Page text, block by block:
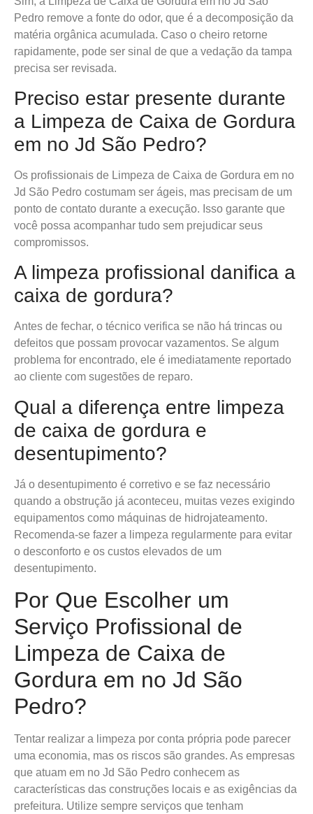
Pedro remove a fonte do odor, que é a decomposição da
matéria orgânica acumulada. Caso o cheiro retorne
rapidamente, pode ser sinal de que a vedação da tampa
precisa ser revisada.
Preciso estar presente durante
a Limpeza de Caixa de Gordura
em no Jd São Pedro?
Os profissionais de Limpeza de Caixa de Gordura em no
Jd São Pedro costumam ser ágeis, mas precisam de um
ponto de contato durante a execução. Isso garante que
você possa acompanhar tudo sem prejudicar seus
compromissos.
A limpeza profissional danifica a
caixa de gordura?
Antes de fechar, o técnico verifica se não há trincas ou
defeitos que possam provocar vazamentos. Se algum
problema for encontrado, ele é imediatamente reportado
ao cliente com sugestões de reparo.
Qual a diferença entre limpeza
de caixa de gordura e
desentupimento?
Já o desentupimento é corretivo e se faz necessário
quando a obstrução já aconteceu, muitas vezes exigindo
equipamentos como máquinas de hidrojateamento.
Recomenda-se fazer a limpeza regularmente para evitar
o desconforto e os custos elevados de um
desentupimento.
Por Que Escolher um
Serviço Profissional de
Limpeza de Caixa de
Gordura em no Jd São
Pedro?
Tentar realizar a limpeza por conta própria pode parecer
uma economia, mas os riscos são grandes. As empresas
que atuam em no Jd São Pedro conhecem as
características das construções locais e as exigências da
prefeitura. Utilize sempre serviços que tenham